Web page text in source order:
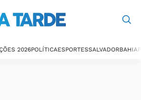
2026POLÍTICAESPORTESSALVADORBAHIA